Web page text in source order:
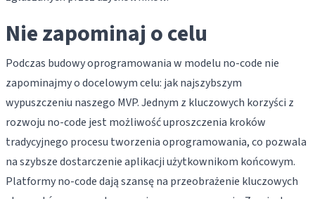
Nie zapominaj o celu
Podczas budowy oprogramowania w modelu no-code nie
zapominajmy o docelowym celu: jak najszybszym
wypuszczeniu naszego MVP. Jednym z kluczowych korzyści z
rozwoju no-code jest możliwość uproszczenia kroków
tradycyjnego procesu tworzenia oprogramowania, co pozwala
na szybsze dostarczenie aplikacji użytkownikom końcowym.
Platformy no-code dają szansę na przeobrażenie kluczowych